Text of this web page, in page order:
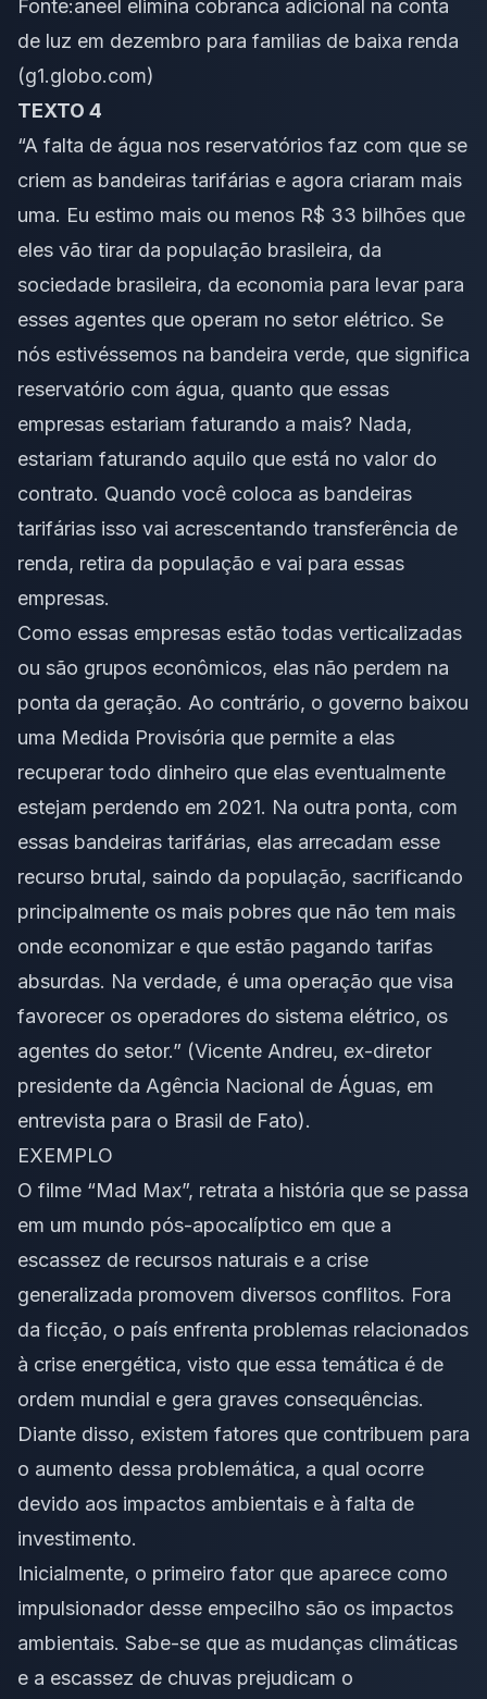
Fonte:aneel elimina cobranca adicional na conta
de luz em dezembro para familias de baixa renda
(g1.globo.com)
TEXTO 4
“A falta de água nos reservatórios faz com que se
criem as bandeiras tarifárias e agora criaram mais
uma. Eu estimo mais ou menos R$ 33 bilhões que
eles vão tirar da população brasileira, da
sociedade brasileira, da economia para levar para
esses agentes que operam no setor elétrico. Se
nós estivéssemos na bandeira verde, que significa
reservatório com água, quanto que essas
empresas estariam faturando a mais? Nada,
estariam faturando aquilo que está no valor do
contrato. Quando você coloca as bandeiras
tarifárias isso vai acrescentando transferência de
renda, retira da população e vai para essas
empresas.
Como essas empresas estão todas verticalizadas
ou são grupos econômicos, elas não perdem na
ponta da geração. Ao contrário, o governo baixou
uma Medida Provisória que permite a elas
recuperar todo dinheiro que elas eventualmente
estejam perdendo em 2021. Na outra ponta, com
essas bandeiras tarifárias, elas arrecadam esse
recurso brutal, saindo da população, sacrificando
principalmente os mais pobres que não tem mais
onde economizar e que estão pagando tarifas
absurdas. Na verdade, é uma operação que visa
favorecer os operadores do sistema elétrico, os
agentes do setor.” (Vicente Andreu, ex-diretor
presidente da Agência Nacional de Águas, em
entrevista para o Brasil de Fato).
EXEMPLO
O filme “Mad Max”, retrata a história que se passa
em um mundo pós-apocalíptico em que a
escassez de recursos naturais e a crise
generalizada promovem diversos conflitos. Fora
da ficção, o país enfrenta problemas relacionados
à crise energética, visto que essa temática é de
ordem mundial e gera graves consequências.
Diante disso, existem fatores que contribuem para
o aumento dessa problemática, a qual ocorre
devido aos impactos ambientais e à falta de
investimento.
Inicialmente, o primeiro fator que aparece como
impulsionador desse empecilho são os impactos
ambientais. Sabe-se que as mudanças climáticas
e a escassez de chuvas prejudicam o